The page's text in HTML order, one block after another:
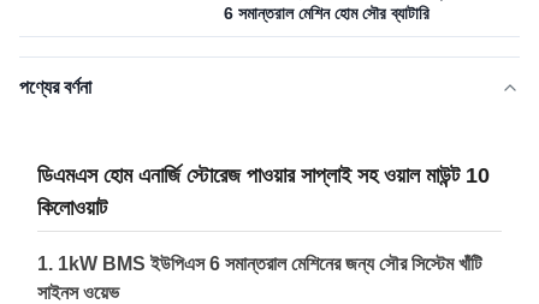
6 সমান্তরাল মেশিন হোম সৌর ব্যাটারি
পণ্যের বর্ণনা
ডিএমএস হোম এনার্জি স্টোরেজ পাওয়ার সাপ্লাই সহ ওয়াল মাউন্ট 10
কিলোওয়াট
1. 1kW BMS ইউপিএস 6 সমান্তরাল মেশিনের জন্য সৌর সিস্টেম খাঁটি
সাইনস ওয়েভ